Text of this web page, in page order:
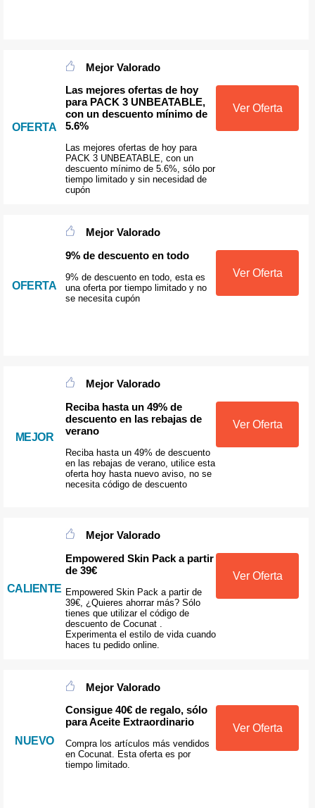
OFERTA
Mejor Valorado
Las mejores ofertas de hoy
para PACK 3 UNBEATABLE,
con un descuento mínimo de
5.6%
Las mejores ofertas de hoy para
PACK 3 UNBEATABLE, con un
descuento mínimo de 5.6%, sólo por
tiempo limitado y sin necesidad de
cupón
Ver Oferta
OFERTA
Mejor Valorado
9% de descuento en todo
9% de descuento en todo, esta es
una oferta por tiempo limitado y no
se necesita cupón
Ver Oferta
MEJOR
Mejor Valorado
Reciba hasta un 49% de
descuento en las rebajas de
verano
Reciba hasta un 49% de descuento
en las rebajas de verano, utilice esta
oferta hoy hasta nuevo aviso, no se
necesita código de descuento
Ver Oferta
CALIENTE
Mejor Valorado
Empowered Skin Pack a partir
de 39€
Empowered Skin Pack a partir de
39€, ¿Quieres ahorrar más? Sólo
tienes que utilizar el código de
descuento de Cocunat .
Experimenta el estilo de vida cuando
haces tu pedido online.
Ver Oferta
NUEVO
Mejor Valorado
Consigue 40€ de regalo, sólo
para Aceite Extraordinario
Compra los artículos más vendidos
en Cocunat. Esta oferta es por
tiempo limitado.
Ver Oferta